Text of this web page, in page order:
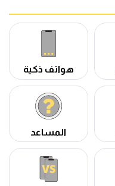
هواتف ذكية
المساعد